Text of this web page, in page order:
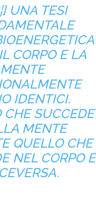
UNA TESI
CORPO E LA
MENTE
IDENTICI.
CHE SUCCEDE
MENTE
QUELLO CHE
NEL CORPO E